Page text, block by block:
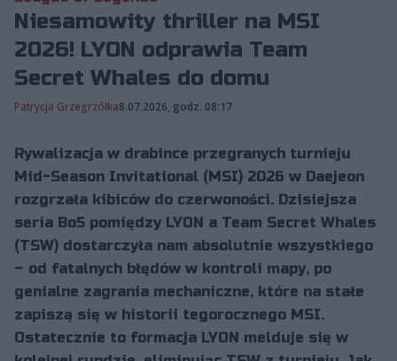
Niesamowity thriller na MSI
2026! LYON odprawia Team
Secret Whales do domu
Patrycja Grzegrzółka8.07.2026, godz. 08:17
Rywalizacja w drabince przegranych turnieju
Mid-Season Invitational (MSI) 2026 w Daejeon
rozgrzała kibiców do czerwoności. Dzisiejsza
seria Bo5 pomiędzy LYON a Team Secret Whales
(TSW) dostarczyła nam absolutnie wszystkiego
– od fatalnych błędów w kontroli mapy, po
genialne zagrania mechaniczne, które na stałe
zapiszą się w historii tegorocznego MSI.
Ostatecznie to formacja LYON melduje się w